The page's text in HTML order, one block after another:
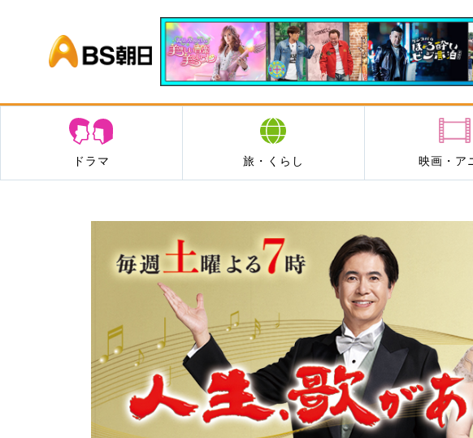
BS朝日
ドラマ 旅・くらし 映画・ア